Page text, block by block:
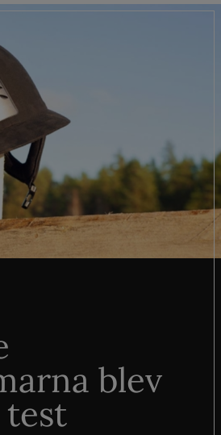
blev
test